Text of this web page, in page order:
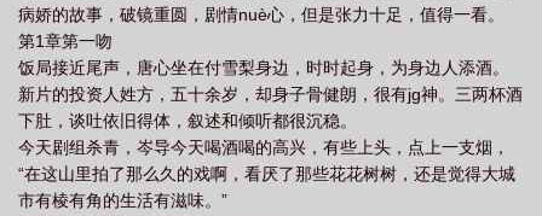
病娇的故事，破镜重圆，剧情nuè心，但是张力十足，值得一看。
第1章第一吻
饭局接近尾声，唐心坐在付雪梨身边，时时起身，为身边人添酒。
新片的投资人姓方，五十余岁，却身子骨健朗，很有jg神。三两杯酒
下肚，谈吐依旧得体，叙述和倾听都很沉稳。
今天剧组杀青，岑导今天喝酒喝的高兴，有些上头，点上一支烟，
“在这山里拍了那么久的戏啊，看厌了那些花花树树，还是觉得大城
市有棱有角的生活有滋味。”